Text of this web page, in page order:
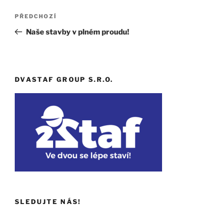
Navigace
příspěvek
Předchozí
příspěvek
PŘEDCHOZÍ
Naše stavby v plném proudu!
DVASTAF GROUP S.R.O.
SLEDUJTE NÁS!